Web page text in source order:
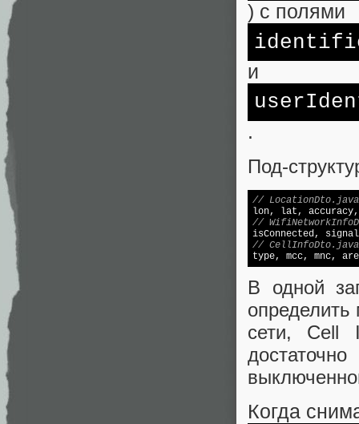
) с полями
и
.
Под-
// LocationDto.java
//
isConnected,
// CellInfoDto.java
type, mcc, mnc,
В одной
сети, Cell
Когда